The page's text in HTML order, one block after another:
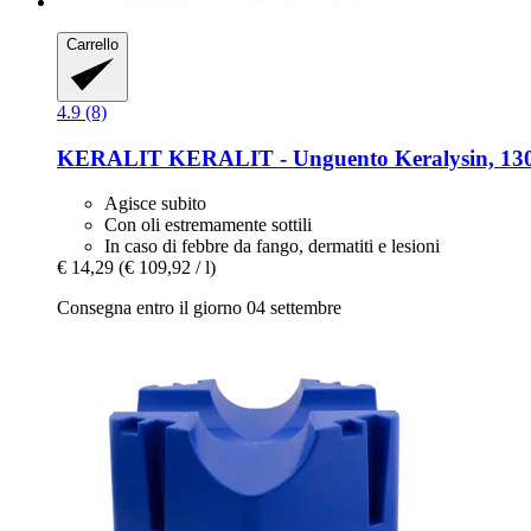
Carrello
4.9 (8)
KERALIT KERALIT -​ Unguento Keralysin,
Agisce subito
Con oli estremamente sottili
In caso di febbre da fango, dermatiti e lesioni
€ 14,29 (€ 109,92 / l)
Consegna entro il giorno 04 settembre